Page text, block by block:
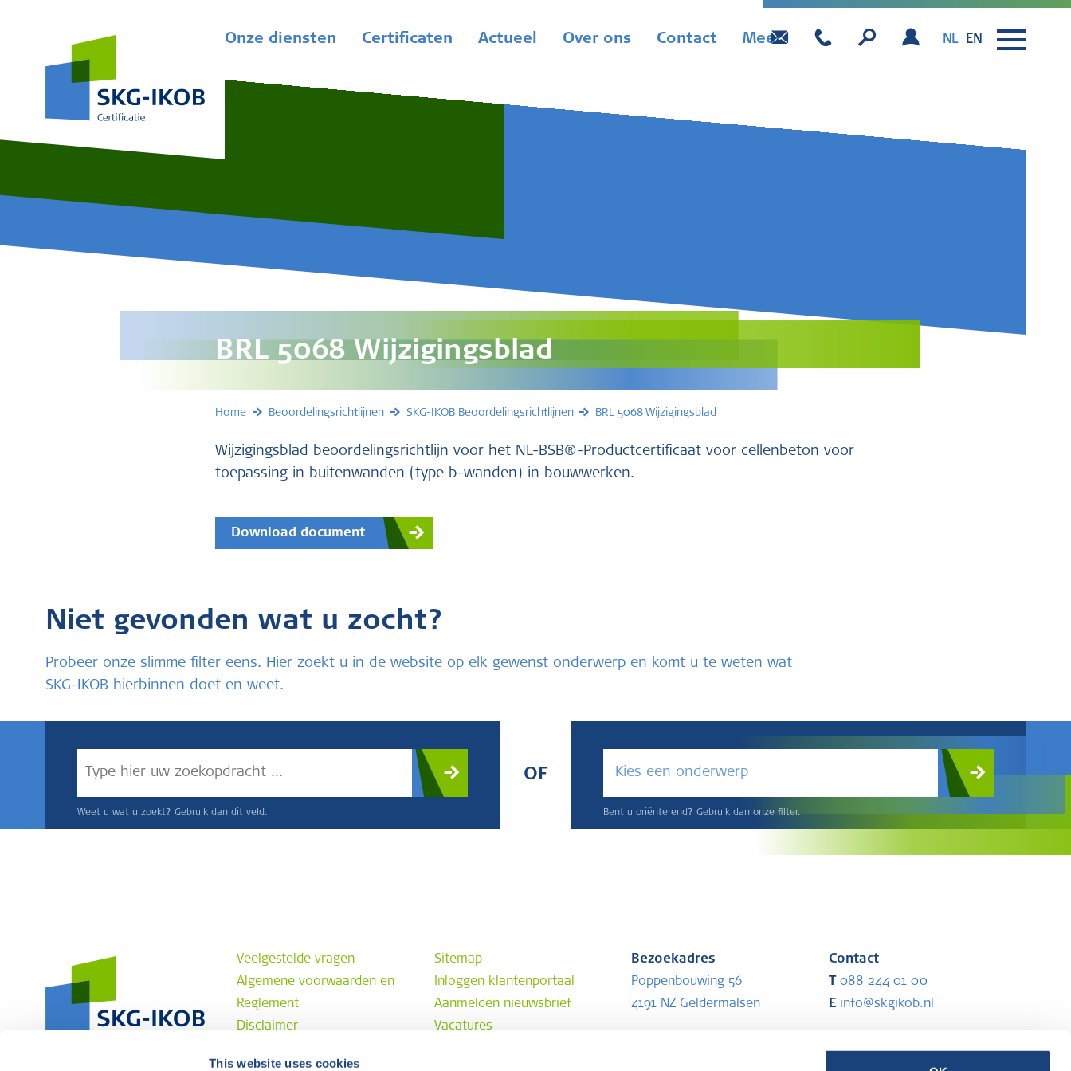
This website uses cookies
Onze diensten Certificaten Actueel Over ons Contact Meer NL EN
BRL 5068 Wijzigingsblad
Home Beoordelingsrichtlijnen SKG-IKOB Beoordelingsrichtlijnen BRL 5068 Wijzigingsblad
Wijzigingsblad beoordelingsrichtlijn voor het NL-BSB®-Productcertificaat voor cellenbeton voor
toepassing in buitenwanden (type b-wanden) in bouwwerken.
Download document
Niet gevonden wat u zocht?
Probeer onze slimme filter eens. Hier zoekt u in de website op elk gewenst onderwerp en komt u te weten wat
SKG-IKOB hierbinnen doet en weet.
Weet u wat u zoekt? Gebruik dan dit veld.
OF Kies een onderwerp
Bent u oriënterend? Gebruik dan onze filter.
Veelgestelde vragen
Algemene voorwaarden en
Reglement
Disclaimer
Sitemap
Inloggen klantenportaal
Aanmelden nieuwsbrief
Vacatures
Bezoekadres
Poppenbouwing 56
4191 NZ Geldermalsen
Contact
088 244 01 00
Einfo@skgikob.nl
Partners